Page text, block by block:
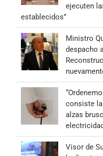
ejecuten
establecidos”
Ministro
despacho
consiste
alzas
Visor de